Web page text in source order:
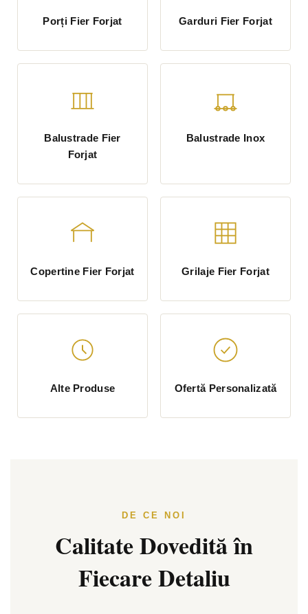
Porți Fier Forjat Garduri Fier Forjat
Balustrade Fier
Forjat
Balustrade Inox
Copertine Fier Forjat Grilaje Fier Forjat
Alte Produse Ofertă Personalizată
DE CE NOI
Calitate Dovedită în
Fiecare Detaliu